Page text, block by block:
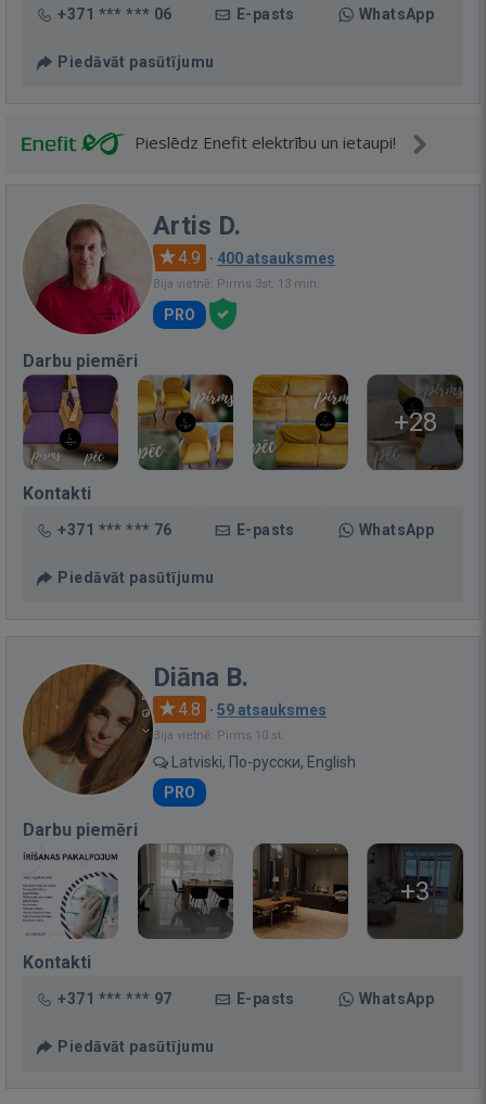
+371 *** *** 06 E-pasts WhatsApp
Piedāvāt pasūtījumu
Pieslēdz Enefit elektrību un ietaupi!
Artis D.
4.9 · 400 atsauksmes
Bija vietnē: Pirms 3st. 13 min.
PRO
Darbu piemēri
+28
Kontakti
+371 *** *** 76 E-pasts WhatsApp
Piedāvāt pasūtījumu
Diāna B.
4.8 · 59 atsauksmes
Bija vietnē: Pirms 10 st.
Latviski, По-русски, English
PRO
Darbu piemēri
+3
Kontakti
+371 *** *** 97 E-pasts WhatsApp
Piedāvāt pasūtījumu